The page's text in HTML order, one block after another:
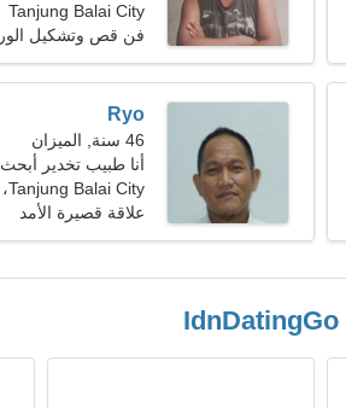
Tanjung Balai City
فن قص وتشكيل
Ryo
46 سنة, الميزان
أنا طبيب تخدير أبحث
Tanjung Balai City، إندونيسيا
علاقة قصيرة الأمد